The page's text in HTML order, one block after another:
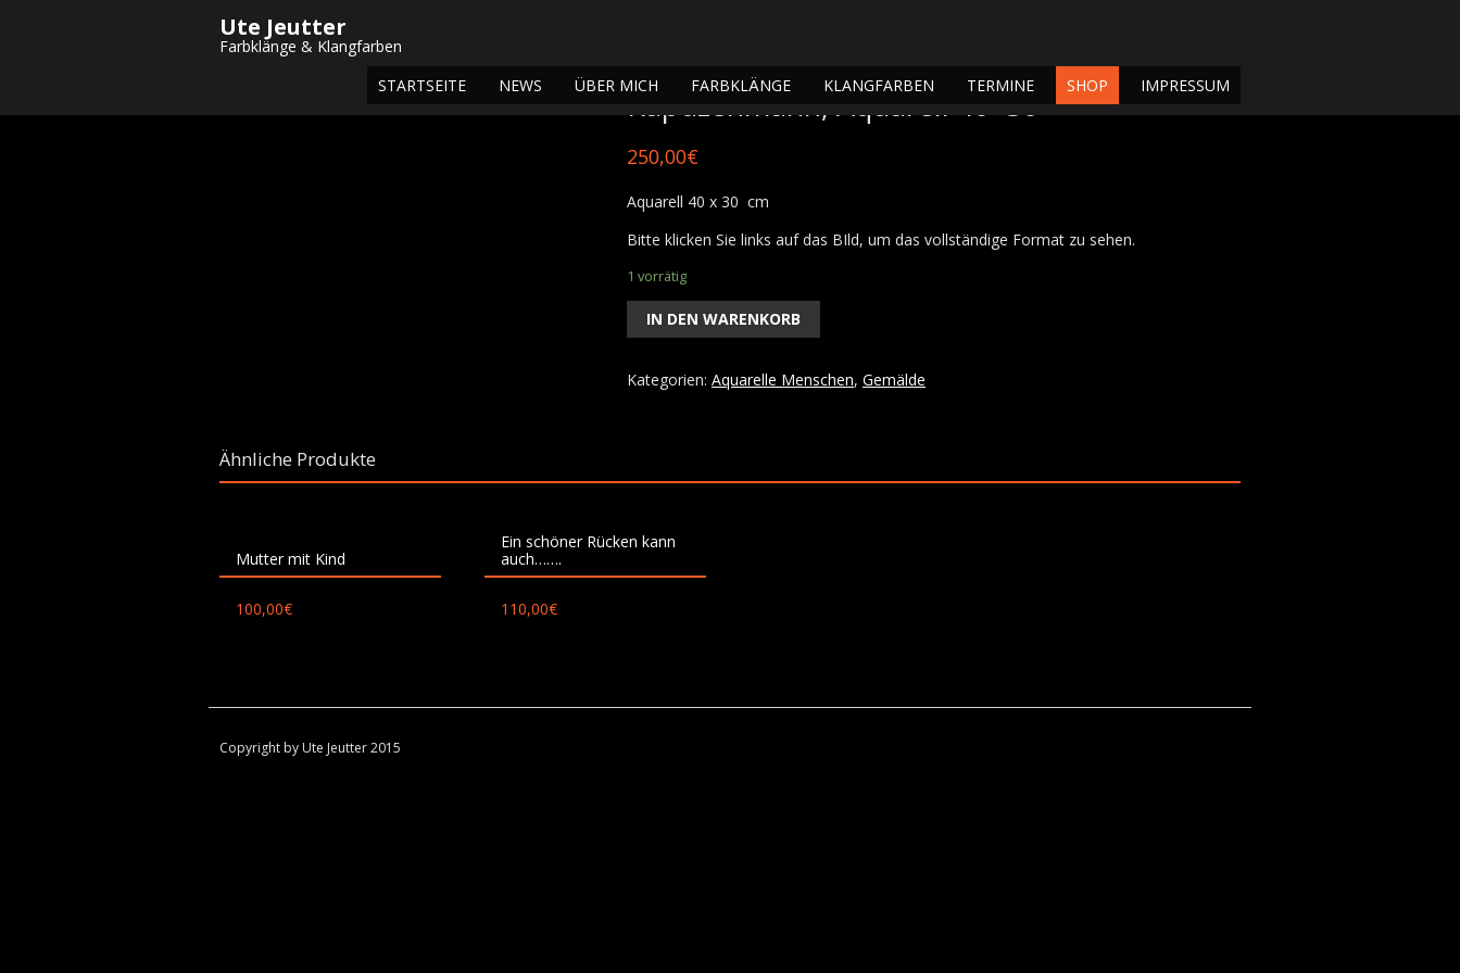
Ute Jeutter
Farbklänge & Klangfarben
STARTSEITE
NEWS ÜBER MICH FARBKLÄNGE KLANGFARBEN TERMINE SHOP IMPRESSUM
Startseite/Shop/
Kapuzenmann, Aquarell 40×30
250,00€
Aquarell 40 x 30 cm
Bitte klicken Sie links auf das BIld, um das vollständige Format zu sehen.
1 vorrätig
IN DEN WARENKORB
Kategorien: Aquarelle Menschen, Gemälde
Ähnliche Produkte
Mutter mit Kind
100,00€
Ein schöner Rücken kann
auch…….
110,00€
Copyright by Ute Jeutter 2015